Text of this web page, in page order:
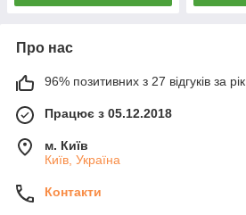
Про нас
96% позитивних з 27 відгуків за рік
Працює з 05.12.2018
м. Київ
Київ, Україна
Контакти